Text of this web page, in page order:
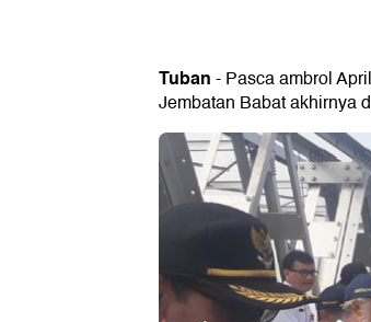
Tuban- Pasca ambrol
Jembatan Babat akhirnya